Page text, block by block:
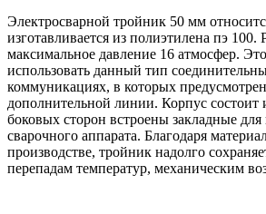
Электросварной тройник 50 мм
изготавливается из полиэтилена пэ 100.
максимальное давление 16 атмосфер.
использовать данный тип
коммуникациях, в которых
дополнительной линии. Корпус состоит
боковых сторон встроены закладные
сварочного аппарата. Благодаря
производстве, тройник надолго
перепадам температур, механическим